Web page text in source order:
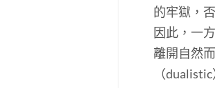
的牢獄，
因此，一
離開自然
（dualistic